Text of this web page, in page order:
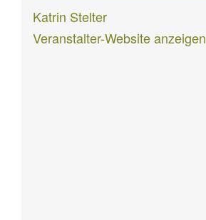
Katrin Stelter
Veranstalter-Website anzeigen